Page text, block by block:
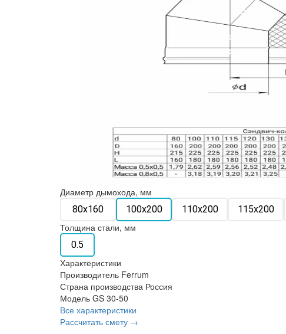
Диаметр дымохода, мм
80х160 100х200 110х200 115х200
Толщина стали, мм
0.5
Характеристики
Производитель Ferrum
Страна производства Россия
Модель GS 30-50
Все характеристики
Рассчитать смету →